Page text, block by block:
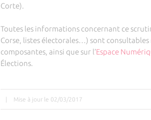
Corte).
Toutes les informations concernant ce
Corse, listes électorales…) sont
composantes, ainsi que sur l’Espace
Élections.
| Mise à jour le 02/03/2017